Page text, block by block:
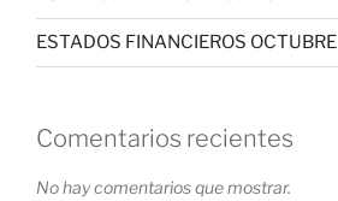
ESTADOS FINANCIEROS OCTUBRE
Comentarios recientes
No hay comentarios que mostrar.